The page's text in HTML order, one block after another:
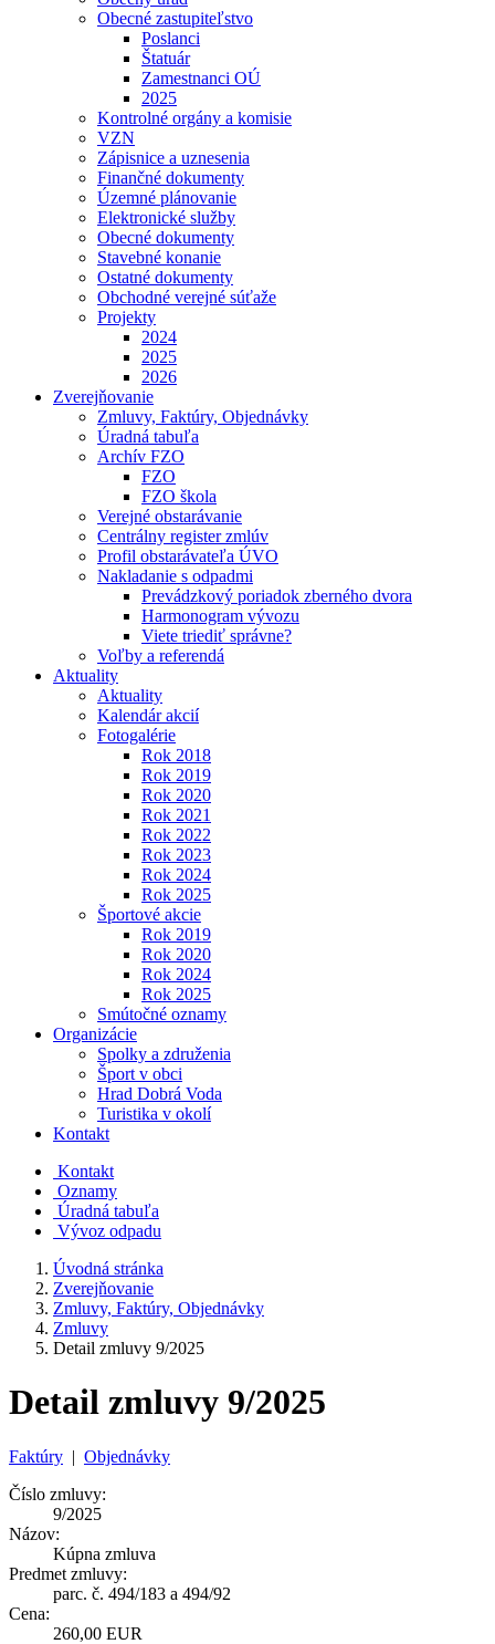
Obecné zastupiteľstvo
Poslanci
Štatuár
Zamestnanci OÚ
2025
Kontrolné orgány a komisie
VZN
Zápisnice a uznesenia
Finančné dokumenty
Územné plánovanie
Elektronické služby
Obecné dokumenty
Stavebné konanie
Ostatné dokumenty
Obchodné verejné súťaže
Projekty
2024
2025
2026
Zverejňovanie
Zmluvy, Faktúry, Objednávky
Úradná tabuľa
Archív FZO
FZO
FZO škola
Verejné obstarávanie
Centrálny register zmlúv
Profil obstarávateľa ÚVO
Nakladanie s odpadmi
Prevádzkový poriadok zberného dvora
Harmonogram vývozu
Viete triediť správne?
Voľby a referendá
Aktuality
Aktuality
Kalendár akcií
Fotogalérie
Rok 2018
Rok 2019
Rok 2020
Rok 2021
Rok 2022
Rok 2023
Rok 2024
Rok 2025
Športové akcie
Rok 2019
Rok 2020
Rok 2024
Rok 2025
Smútočné oznamy
Organizácie
Spolky a združenia
Šport v obci
Hrad Dobrá Voda
Turistika v okolí
Kontakt
Kontakt
Oznamy
Úradná tabuľa
Vývoz odpadu
Úvodná stránka
Zverejňovanie
Zmluvy, Faktúry, Objednávky
Zmluvy
Detail zmluvy 9/2025
Detail zmluvy 9/2025
Faktúry | Objednávky
Číslo zmluvy:
9/2025
Názov:
Kúpna zmluva
Predmet zmluvy:
parc. č. 494/183 a 494/92
Cena:
260,00 EUR